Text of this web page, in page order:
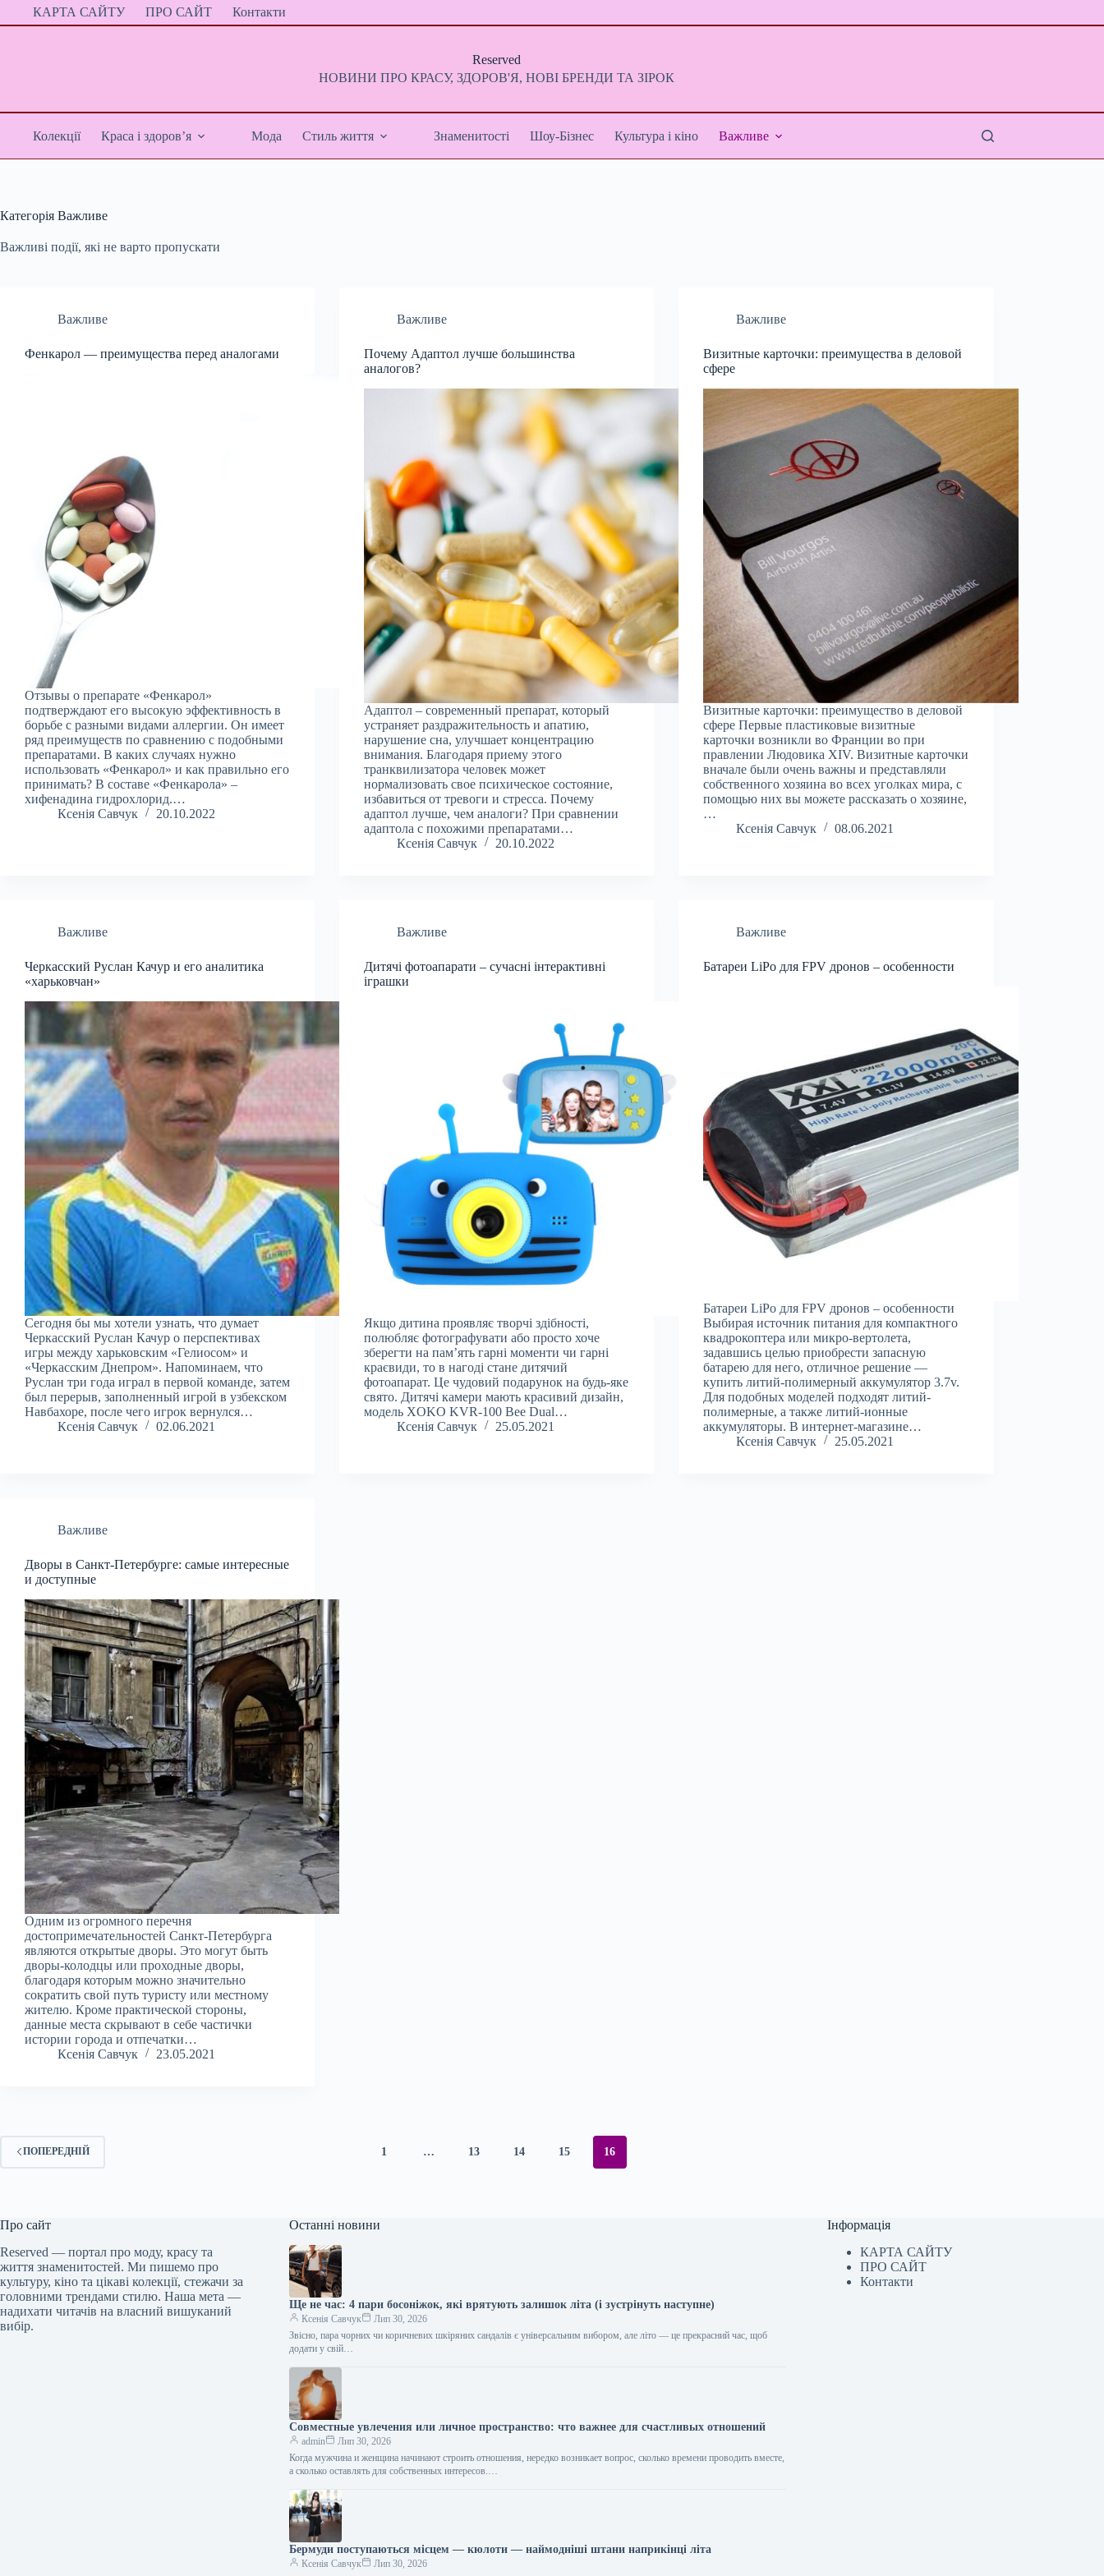
ПерейтиКАРТА САЙТУ ПРО САЙТ Контакти
Reserved
НОВИНИ ПРО КРАСУ, ЗДОРОВ'Я, НОВІ БРЕНДИ ТА ЗІРОК
Колекції Краса і здоров’я Мода Стиль життя Знаменитості Шоу-Бізнес Культура і кіно Важливе
Категорія Важливе
Важливі події, які не варто пропускати
Важливе
Фенкарол — преимущества перед аналогами
Отзывы о препарате «Фенкарол»
подтверждают его высокую эффективность в
борьбе с разными видами аллергии. Он имеет
ряд преимуществ по сравнению с подобными
препаратами. В каких случаях нужно
использовать «Фенкарол» и как правильно его
принимать? В составе «Фенкарола» –
хифенадина гидрохлорид.…
Ксенія Савчук
20.10.2022
Важливе
Почему Адаптол лучше большинства
аналогов?
Адаптол – современный препарат, который
устраняет раздражительность и апатию,
нарушение сна, улучшает концентрацию
внимания. Благодаря приему этого
транквилизатора человек может
нормализовать свое психическое состояние,
избавиться от тревоги и стресса. Почему
адаптол лучше, чем аналоги? При сравнении
адаптола с похожими препаратами…
Ксенія Савчук
20.10.2022
Важливе
Визитные карточки: преимущества в деловой
сфере
Визитные карточки: преимущество в деловой
сфере Первые пластиковые визитные
карточки возникли во Франции во при
правлении Людовика XIV. Визитные карточки
вначале были очень важны и представляли
собственного хозяина во всех уголках мира, с
помощью них вы можете рассказать о хозяине,
…
Ксенія Савчук
08.06.2021
Важливе
Черкасский Руслан Качур и его аналитика
«харьковчан»
Сегодня бы мы хотели узнать, что думает
Черкасский Руслан Качур о перспективах
игры между харьковским «Гелиосом» и
«Черкасским Днепром». Напоминаем, что
Руслан три года играл в первой команде, затем
был перерыв, заполненный игрой в узбекском
Навбахоре, после чего игрок вернулся…
Ксенія Савчук
02.06.2021
Важливе
Дитячі фотоапарати – сучасні інтерактивні
іграшки
Якщо дитина проявляє творчі здібності,
полюбляє фотографувати або просто хоче
зберегти на пам’ять гарні моменти чи гарні
краєвиди, то в нагоді стане дитячий
фотоапарат. Це чудовий подарунок на будь-яке
свято. Дитячі камери мають красивий дизайн,
модель XOKO KVR-100 Bee Dual…
Ксенія Савчук
25.05.2021
Важливе
Батареи LiPo для FPV дронов – особенности
Батареи LiPo для FPV дронов – особенности
Выбирая источник питания для компактного
квадрокоптера или микро-вертолета,
задавшись целью приобрести запасную
батарею для него, отличное решение —
купить литий-полимерный аккумулятор 3.7v.
Для подобных моделей подходят литий-
полимерные, а также литий-ионные
аккумуляторы. В интернет-магазине…
Ксенія Савчук
25.05.2021
Важливе
Дворы в Санкт-Петербурге: самые интересные
и доступные
Одним из огромного перечня
достопримечательностей Санкт-Петербурга
являются открытые дворы. Это могут быть
дворы-колодцы или проходные дворы,
благодаря которым можно значительно
сократить свой путь туристу или местному
жителю. Кроме практической стороны,
данные места скрывают в себе частички
истории города и отпечатки…
Ксенія Савчук
23.05.2021
ПОПЕРЕДНІЙ 1 … 13 14 15 16
Про сайт
Reserved — портал про моду, красу та
життя знаменитостей. Ми пишемо про
культуру, кіно та цікаві колекції, стежачи за
головними трендами стилю. Наша мета —
надихати читачів на власний вишуканий
вибір.
Останні новини
Ще не час: 4 пари босоніжок, які врятують залишок літа (і зустрінуть наступне)
Ксенія Савчук
Лип 30, 2026
Звісно, пара чорних чи коричневих шкіряних сандалів є універсальним вибором, але літо — це прекрасний час, щоб
додати у свій…
Совместные увлечения или личное пространство: что важнее для счастливых отношений
admin
Лип 30, 2026
Когда мужчина и женщина начинают строить отношения, нередко возникает вопрос, сколько времени проводить вместе,
а сколько оставлять для собственных интересов.…
Бермуди поступаються місцем — кюлоти — наймодніші штани наприкінці літа
Ксенія Савчук
Лип 30, 2026
Інформація
КАРТА САЙТУ
ПРО САЙТ
Контакти